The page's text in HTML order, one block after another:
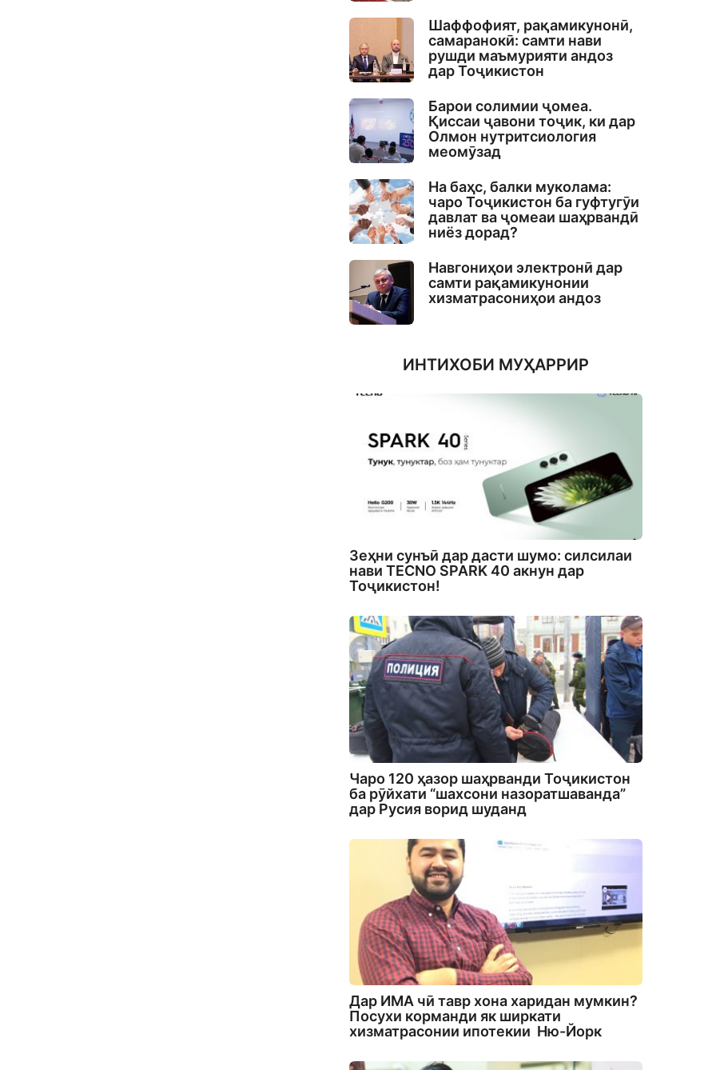
Шаффофият, рақамикунонӣ,
самаранокӣ: самти нави
рушди маъмурияти андоз
дар Тоҷикистон
Барои солимии ҷомеа.
Қиссаи ҷавони тоҷик, ки дар
Олмон нутритсиология
меомӯзад
На баҳс, балки муколама:
чаро Тоҷикистон ба гуфтугӯи
давлат ва ҷомеаи шаҳрвандӣ
ниёз дорад?
Навгониҳои электронӣ дар
самти рақамикунонии
хизматрасониҳои андоз
ИНТИХОБИ МУҲАРРИР
Зеҳни сунъӣ дар дасти шумо: силсилаи
нави TECNO SPARK 40 акнун дар
Тоҷикистон!
Чаро 120 ҳазор шаҳрванди Тоҷикистон
ба рӯйхати “шахсони назоратшаванда”
дар Русия ворид шуданд
Дар ИМА чӣ тавр хона харидан мумкин?
Посухи корманди як ширкати
хизматрасонии ипотекии Ню-Йорк